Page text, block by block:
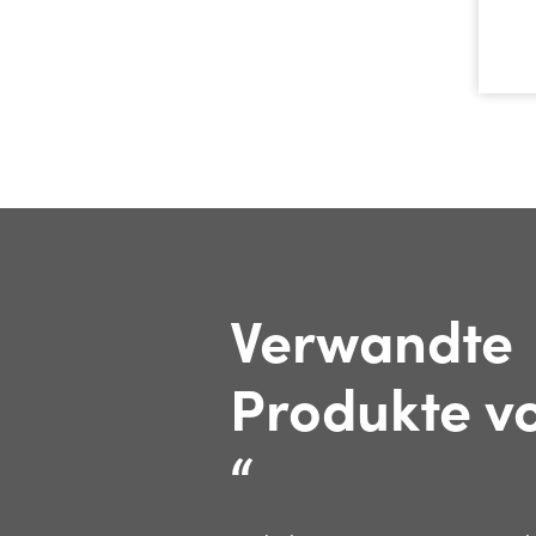
Verwandte
Produkte
“